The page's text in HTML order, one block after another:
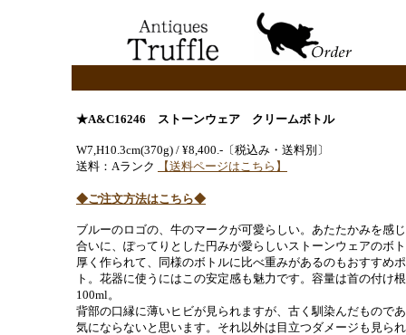
★A&C16246 ストーンウェア クリームボトル
W7,H10.3cm(370g) / ¥8,400.-〔税込み・送料別〕
送料：Aランク
【送料ページはこちら】
◆ご注文方法はこちら◆
ブルーのロゴの、牛のマークが可愛らしい。あたたかみを感
合いに、ぽってりとした円みが愛らしいストーンウェアのボ
厚く作られて、同様のボトルに比べ重みがあるのもおすすめ
ト。花器に使うにはこの安定感も魅力です。容量は首の付け
100ml。
背部の口縁に薄いヒビが見られますが、古く馴染んだもので
気にならないと思います。それ以外は目立つダメージも見ら